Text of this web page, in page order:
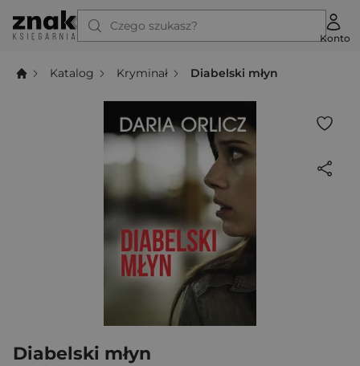
Czego szukasz?
Konto
Katalog Kryminał Diabelski młyn
Diabelski młyn